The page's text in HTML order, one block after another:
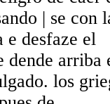
| se con
e desfaze el
dende
los